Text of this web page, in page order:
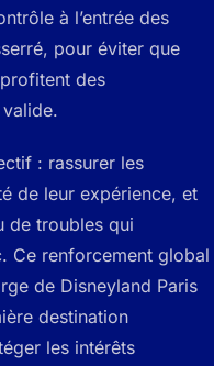
à l’entrée des
pour éviter que
des
: rassurer les
de leur expérience, et
de troubles qui
Ce renforcement global
de Disneyland Paris
destination
les intérêts